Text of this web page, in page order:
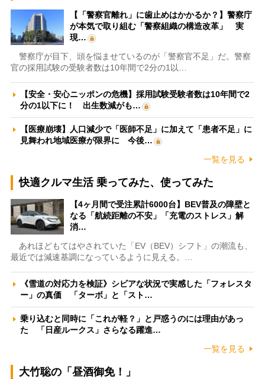
【「警察官離れ」に歯止めはかかるか？】警察庁
が本気で取り組む「警察組織の構造改革」 実
現…
警察庁が目下、頭を悩ませているのが「警察官不足」だ。警察
官の採用試験の受験者数は10年間で2分の1以…
【安全・安心ニッポンの危機】採用試験受験者数は10年間で2
分の1以下に！ 出生数減がも…
【医療崩壊】人口減少で「医師不足」に加えて「患者不足」に
見舞われ地域医療が限界に 今後…
一覧を見る
快適クルマ生活 乗ってみた、使ってみた
【4ヶ月間で受注累計6000台】BEV普及の障壁と
なる「航続距離の不安」「充電のストレス」解
消…
あれほどもてはやされていた「EV（BEV）シフト」の潮流も、
最近では減速基調になっているように見える。…
《雪道の対応力を検証》シビアな状況で実感した「フォレスタ
ー」の真価 「ターボ」と「スト…
乗り込むと同時に「これが軽？」と戸惑うのには理由があっ
た 「日産ルークス」さらなる躍進…
一覧を見る
大竹聡の「昼酒御免！」